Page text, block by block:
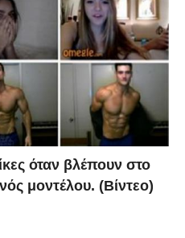
όταν βλέπουν στο
μοντέλου. (Βίντεο)